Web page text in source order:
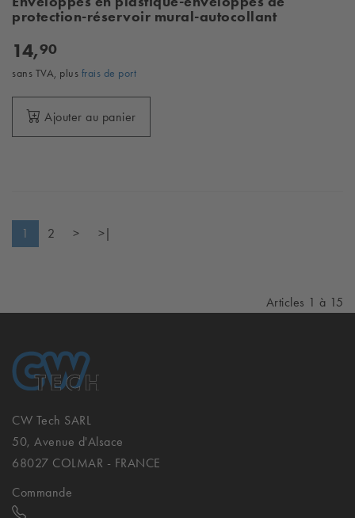
protection-réservoir mural-autocollant
14,90
sans TVA, plus frais de port
Ajouter au panier
1 2 > >|
Articles 1 à 15
CW Tech SARL
50, Avenue d'Alsace
68027 COLMAR - FRANCE
Commande